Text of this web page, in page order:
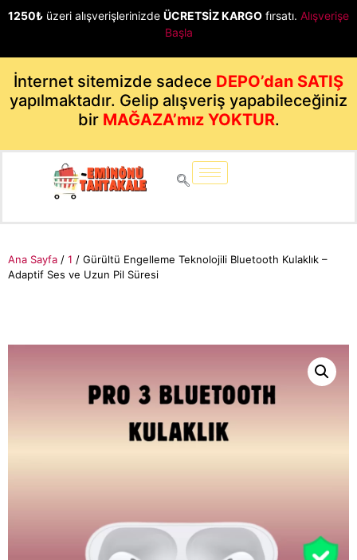
1250₺ üzeri alışverişlerinizde ÜCRETSİZ KARGO fırsatı. Alışverişe
Başla
İnternet sitemizde sadece DEPO’dan SATIŞ
yapılmaktadır. Gelip alışveriş yapabileceğiniz
bir MAĞAZA’mız YOKTUR.
Ana Sayfa / 1 / Gürültü Engelleme Teknolojili Bluetooth Kulaklık –
Adaptif Ses ve Uzun Pil Süresi